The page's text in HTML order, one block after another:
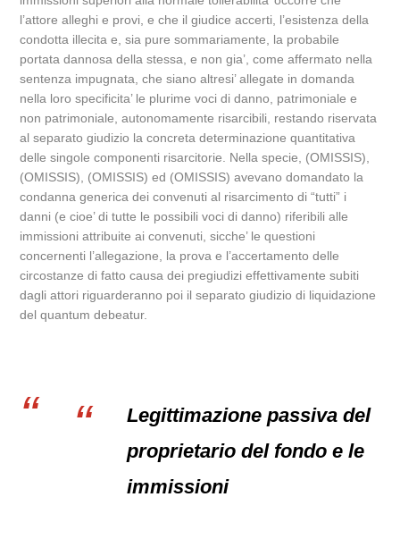
l’attore alleghi e provi, e che il giudice accerti, l’esistenza della
condotta illecita e, sia pure sommariamente, la probabile
portata dannosa della stessa, e non gia’, come affermato nella
sentenza impugnata, che siano altresi’ allegate in domanda
nella loro specificita’ le plurime voci di danno, patrimoniale e
non patrimoniale, autonomamente risarcibili, restando riservata
al separato giudizio la concreta determinazione quantitativa
delle singole componenti risarcitorie. Nella specie, (OMISSIS),
(OMISSIS), (OMISSIS) ed (OMISSIS) avevano domandato la
condanna generica dei convenuti al risarcimento di “tutti” i
danni (e cioe’ di tutte le possibili voci di danno) riferibili alle
immissioni attribuite ai convenuti, sicche’ le questioni
concernenti l’allegazione, la prova e l’accertamento delle
circostanze di fatto causa dei pregiudizi effettivamente subiti
dagli attori riguarderanno poi il separato giudizio di liquidazione
del quantum debeatur.
Legittimazione passiva del
proprietario del fondo e le
immissioni